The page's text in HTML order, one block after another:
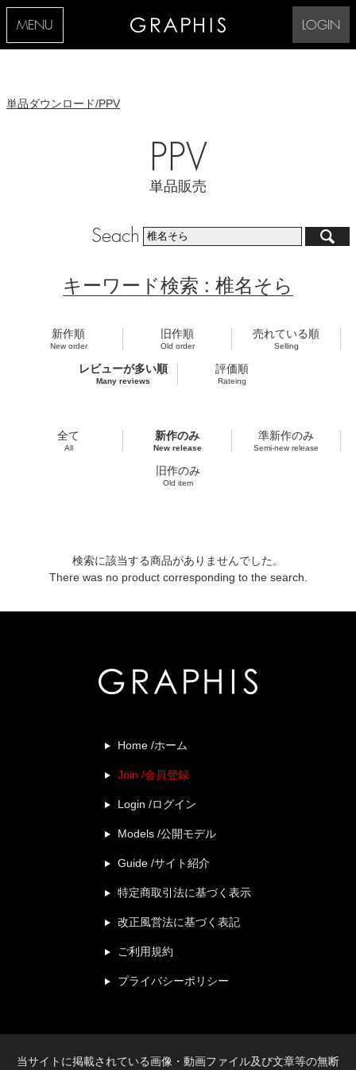
MENU LOGIN
単品ダウンロード/PPV
PPV
単品販売
Seach
キーワード検索 : 椎名そら
新作順
New order
旧作順
Old order
売れている順
Selling
レビューが多い順
Many reviews
評価順
Rateing
全て
All
新作のみ
New release
準新作のみ
Semi-new release
旧作のみ
Old item
検索に該当する商品がありませんでした。
There was no product corresponding to the search.
Home /ホーム
Join /会員登録
Login /ログイン
Models /公開モデル
Guide /サイト紹介
特定商取引法に基づく表示
改正風営法に基づく表記
ご利用規約
プライバシーポリシー
当サイトに掲載されている画像・動画ファイル及び文章等の無断